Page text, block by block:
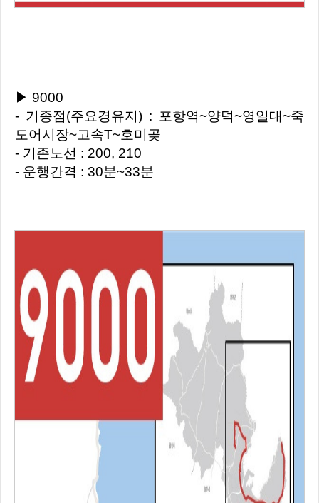
▶ 9000
- 기종점(주요경유지) : 포항역~양덕~영일대~죽
도어시장~고속T~호미곶
- 기존노선 : 200, 210
- 운행간격 : 30분~33분